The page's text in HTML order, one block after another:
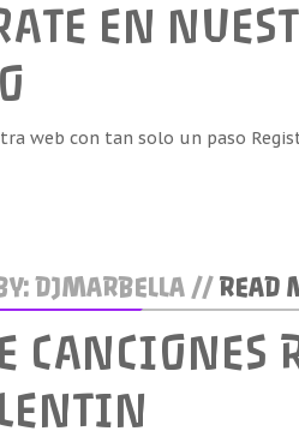
EN
web con tan solo un paso
DJMARBELLA //READ
CANCIONES